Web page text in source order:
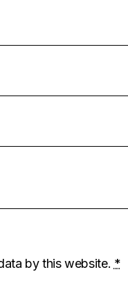
by this website. *